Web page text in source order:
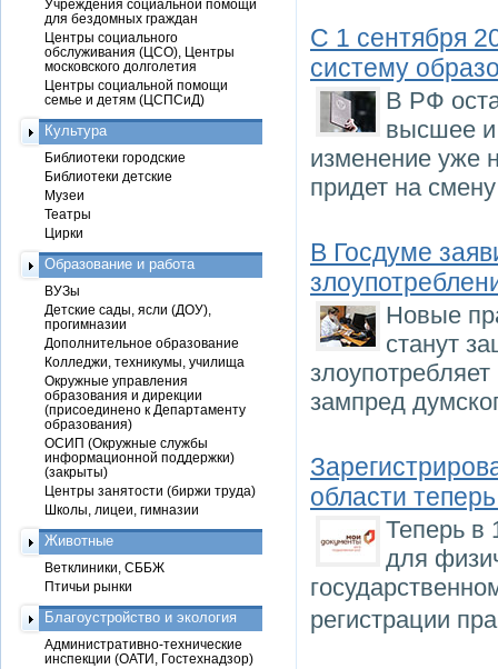
С 1 сентября
систему
В РФ
высшее и
изменение уже
придет на
В Госдуме
Новые
станут
зампред
области
Теперь в
для
регистрации
Учреждения социальной помощи
для бездомных граждан
Центры социального
обслуживания (ЦСО), Центры
московского долголетия
Центры социальной помощи
семье и детям (ЦСПСиД)
Культура
Библиотеки городские
Библиотеки детские
Музеи
Театры
Цирки
Образование и работа
ВУЗы
Детские сады, ясли (ДОУ),
прогимназии
Дополнительное образование
Колледжи, техникумы, училища
Окружные управления
образования и дирекции
(присоединено к Департаменту
образования)
ОСИП (Окружные службы
информационной поддержки)
(закрыты)
Центры занятости (биржи труда)
Школы, лицеи, гимназии
Животные
Ветклиники, СББЖ
Птичьи рынки
Благоустройство и экология
Административно-технические
инспекции (ОАТИ, Гостехнадзор)